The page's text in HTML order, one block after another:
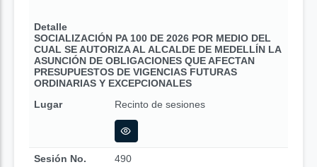
Detalle
SOCIALIZACIÓN PA 100 DE 2026 POR MEDIO DEL
CUAL SE AUTORIZA AL ALCALDE DE MEDELLÍN LA
ASUNCIÓN DE OBLIGACIONES QUE AFECTAN
PRESUPUESTOS DE VIGENCIAS FUTURAS
ORDINARIAS Y EXCEPCIONALES
Lugar
Recinto de sesiones
Sesión No.
490